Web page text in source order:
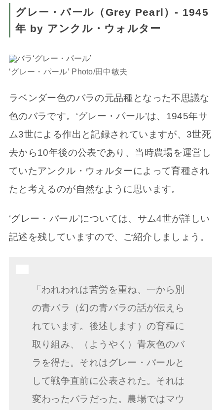
グレー・パール（Grey Pearl）- 1945
年 by アンクル・ウォルター
‘グレー・パール’ Photo/田中敏夫
ラベンダー色のバラの元品種となった不思議な
色のバラです。‘グレー・パール’は、1945年サ
ム3世による作出と記録されていますが、3世死
去から10年後の公表であり、当時農場を運営し
ていたアンクル・ウォルターによって育種され
たと考えるのが自然なように思います。
‘グレー・パール’については、サム4世が詳しい
記述を残していますので、ご紹介しましょう。
「われわれは苦労を重ね、一から別
の青バラ（幻の青バラの話が伝えら
れています。後述します）の育種に
取り組み、（ようやく）青灰色のバ
ラを得た。それはグレー・パールと
して戦争直前に公表された。それは
変わったバラだった。農場ではマウ